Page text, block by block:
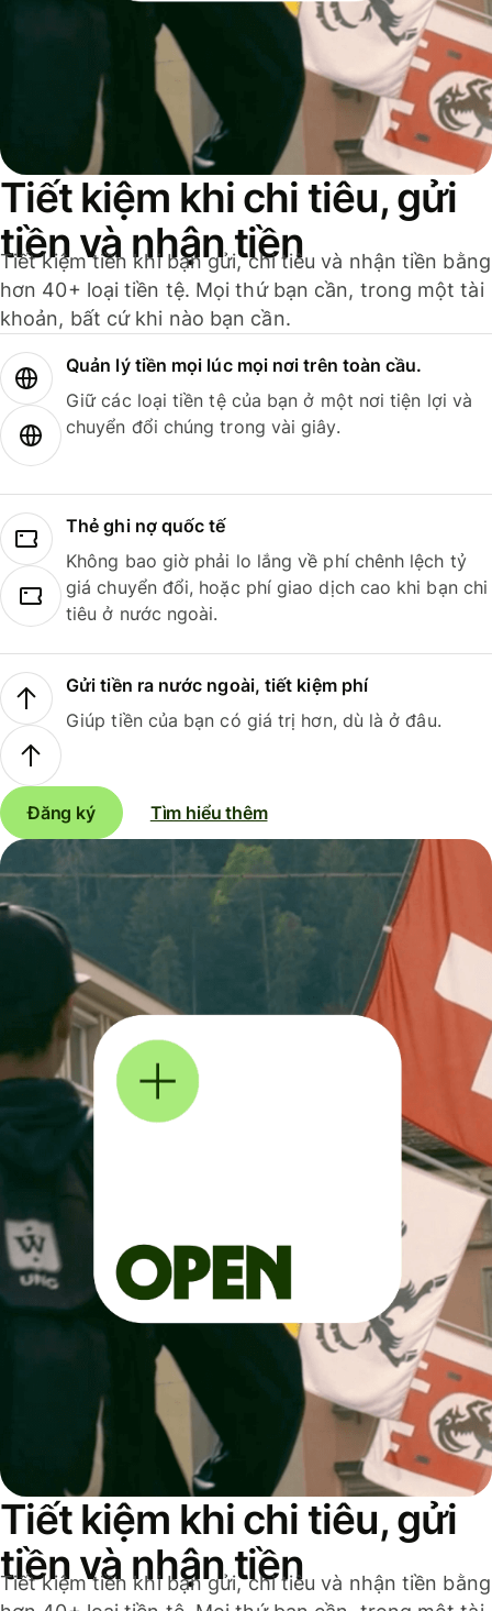
Tiết kiệm khi chi tiêu, gửi
tiền và nhận tiền
Tiết kiệm tiền khi bạn gửi, chi tiêu và nhận tiền bằng
hơn 40+ loại tiền tệ. Mọi thứ bạn cần, trong một tài
khoản, bất cứ khi nào bạn cần.
Quản lý tiền mọi lúc mọi nơi trên toàn cầu.
Giữ các loại tiền tệ của bạn ở một nơi tiện lợi và
chuyển đổi chúng trong vài giây.
Thẻ ghi nợ quốc tế
Không bao giờ phải lo lắng về phí chênh lệch tỷ
giá chuyển đổi, hoặc phí giao dịch cao khi bạn chi
tiêu ở nước ngoài.
Gửi tiền ra nước ngoài, tiết kiệm phí
Giúp tiền của bạn có giá trị hơn, dù là ở đâu.
Đăng ký Tìm hiểu thêm
Tiết kiệm khi chi tiêu, gửi
tiền và nhận tiền
Tiết kiệm tiền khi bạn gửi, chi tiêu và nhận tiền bằng